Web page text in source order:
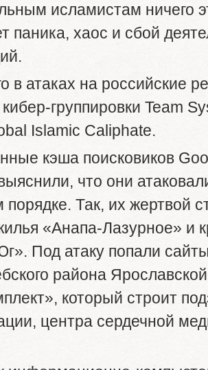
исламистам ничего
паника, хаос и сбой
в атаках на российские
группировки Team
Islamic Caliphate.
кэша поисковиков
что они
порядке. Так, их жертвой
«Анапа-Лазурное» и
Под атаку попали
района
который строит
центра сердечной